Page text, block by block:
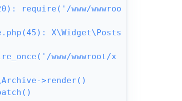
require('/www/wwwroo
X\Widget\Posts
www/wwwroot/x
>render()